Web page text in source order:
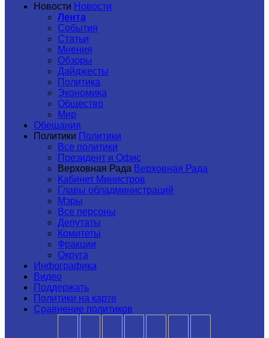
Новости Новости
Лента
События
Статьи
Мнения
Обзоры
Дайджесты
Политика
Экономика
Общество
Мир
Обещания
Политики Политики
Все политики
Президент и Офис
Верховная Рада Верховная Рада
Кабинет Министров
Главы обладминистраций
Мэры
Все персоны
Депутаты
Комитеты
Фракции
Округа
Инфографика
Видео
Поддержать
Политики на карте
Сравнение политиков